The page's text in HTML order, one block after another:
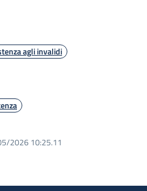
agli invalidi
2026 10:25.11